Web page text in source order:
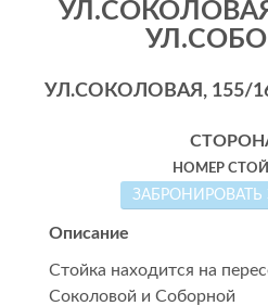
УЛ.СОКОЛОВАЯ, 155/
НОМЕР
Описание
Стойка находится на
Соколовой и Соборной